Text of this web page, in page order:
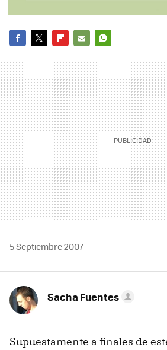
MAIL
5 Septiembre 2007
Sacha Fuentes
Supuestamente a finales de